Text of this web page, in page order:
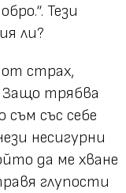
Тези
ли?
страх,
Защо трябва
със себе
несигурни
да ме хване
глупости